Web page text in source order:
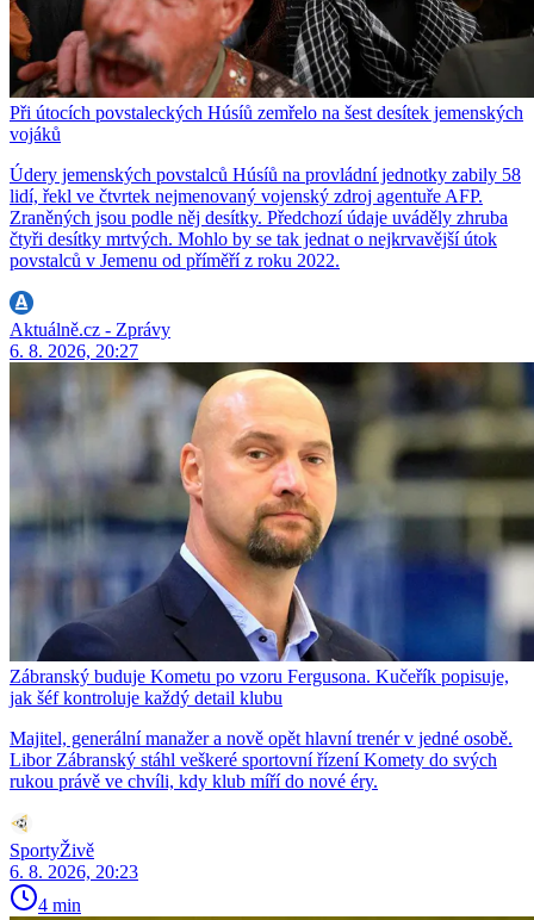
Při útocích povstaleckých Húsíů zemřelo na šest desítek jemenských
vojáků
Údery jemenských povstalců Húsíů na provládní jednotky zabily 58
lidí, řekl ve čtvrtek nejmenovaný vojenský zdroj agentuře AFP.
Zraněných jsou podle něj desítky. Předchozí údaje uváděly zhruba
čtyři desítky mrtvých. Mohlo by se tak jednat o nejkrvavější útok
povstalců v Jemenu od příměří z roku 2022.
Aktuálně.cz - Zprávy
6. 8. 2026, 20:27
Zábranský buduje Kometu po vzoru Fergusona. Kučeřík popisuje,
jak šéf kontroluje každý detail klubu
Majitel, generální manažer a nově opět hlavní trenér v jedné osobě.
Libor Zábranský stáhl veškeré sportovní řízení Komety do svých
rukou právě ve chvíli, kdy klub míří do nové éry.
SportyŽivě
6. 8. 2026, 20:23
4 min